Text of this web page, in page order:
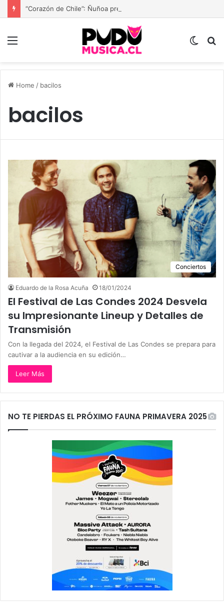
Switch
Home / bacilos
bacilos
Conciertos
Eduardo de la Rosa Acuña 18/01/2024
El Festival de Las Condes 2024 Desvela
su Impresionante Lineup y Detalles de
Transmisión
Con la llegada del 2024, el Festival de Las Condes se prepara para
cautivar a la audiencia en su edición…
Leer Más
NO TE PIERDAS EL PRÓXIMO FAUNA PRIMAVERA 2025